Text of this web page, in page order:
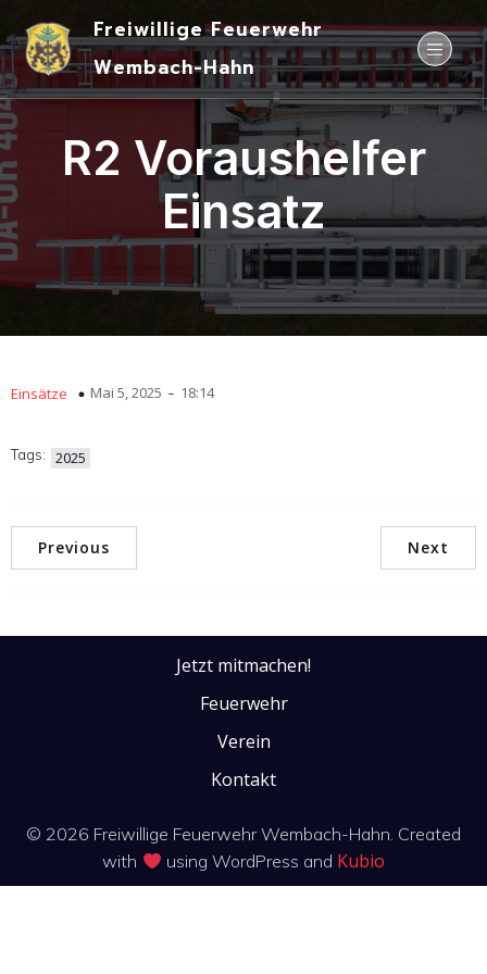
Freiwillige Feuerwehr
Wembach-Hahn
R2 Voraushelfer
Einsatz
Einsätze Mai 5, 2025 - 18:14
Tags: 2025
Previous Next
Jetzt mitmachen!
Feuerwehr
Verein
Kontakt
© 2026 Freiwillige Feuerwehr Wembach-Hahn. Created
with
using WordPress and Kubio